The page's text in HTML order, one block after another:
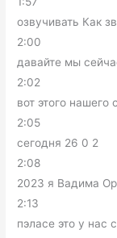
озвучивать Как
2:00
давайте мы
2:02
вот этого нашего
2:05
сегодня 26 0 2
2:08
2023 я Вадима
2:13
пэласе это у нас